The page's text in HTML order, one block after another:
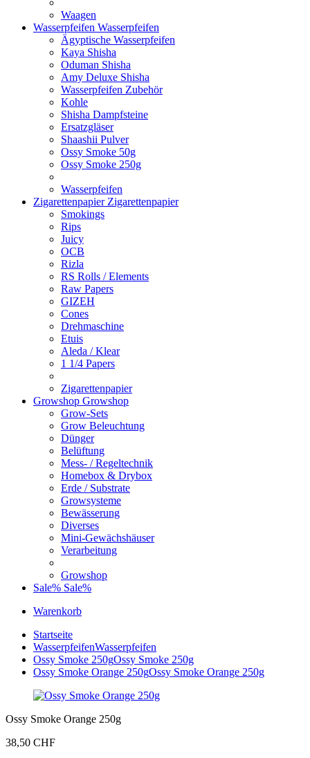
Waagen
Wasserpfeifen Wasserpfeifen
Ägyptische Wasserpfeifen
Kaya Shisha
Oduman Shisha
Amy Deluxe Shisha
Wasserpfeifen Zubehör
Kohle
Shisha Dampfsteine
Ersatzgläser
Shaashii Pulver
Ossy Smoke 50g
Ossy Smoke 250g
Wasserpfeifen
Zigarettenpapier Zigarettenpapier
Smokings
Rips
Juicy
OCB
Rizla
RS Rolls / Elements
Raw Papers
GIZEH
Cones
Drehmaschine
Etuis
Aleda / Klear
1 1/4 Papers
Zigarettenpapier
Growshop Growshop
Grow-Sets
Grow Beleuchtung
Dünger
Belüftung
Mess- / Regeltechnik
Homebox & Drybox
Erde / Substrate
Growsysteme
Bewässerung
Diverses
Mini-Gewächshäuser
Verarbeitung
Growshop
Sale% Sale%
Warenkorb
Startseite
WasserpfeifenWasserpfeifen
Ossy Smoke 250gOssy Smoke 250g
Ossy Smoke Orange 250gOssy Smoke Orange 250g
Ossy Smoke Orange 250g
38,50 CHF